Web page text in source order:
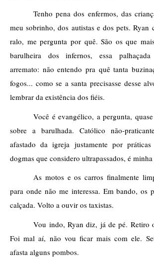
Tenho pena dos enfermos, das
meu sobrinho, dos autistas e dos pets. Ryan
ralo, me pergunta por quê. São os que
barulheira dos infernos, essa palhaçada
arremato: não entendo pra quê tanta
fogos... como se a santa precisasse desse
lembrar da existência dos fiéis.
Você é evangélico, a pergunta,
sobre a barulhada. Católico não-
afastado da igreja justamente por
dogmas que considero ultrapassados, é
As motos e os carros finalmente
para onde não me interessa. Em bando, os
calçada. Volto a ouvir os taxistas.
Vou indo, Ryan diz, já de pé. Retiro
Foi mal aí, não vou ficar mais com ele.
afasta alguns pombos.